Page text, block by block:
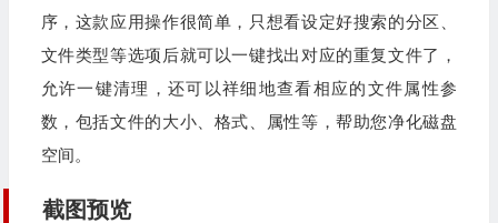
序，这款应用操作很简单，只想看设定好搜索的分区、
文件类型等选项后就可以一键找出对应的重复文件了，
允许一键清理，还可以祥细地查看相应的文件属性参
数，包括文件的大小、格式、属性等，帮助您净化磁盘
空间。
截图预览